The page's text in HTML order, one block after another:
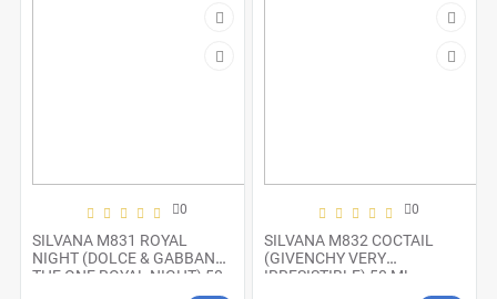
0
SILVANA M831 ROYAL
NIGHT (DOLCE & GABBANA
THE ONE ROYAL NIGHT) 50
0
SILVANA M832 COCTAIL
(GIVENCHY VERY
IRRESISTIBLE) 50 ML